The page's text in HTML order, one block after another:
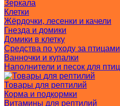
Зеркала
Клетки
Жёрдочки, лесенки и качели
Гнезда и домики
Домики в клетку
Средства по уходу за птицами
Ванночки и купалки
Наполнители и песок для птиц
Товары для рептилий
Корма и подкормки
Витамины для рептилий